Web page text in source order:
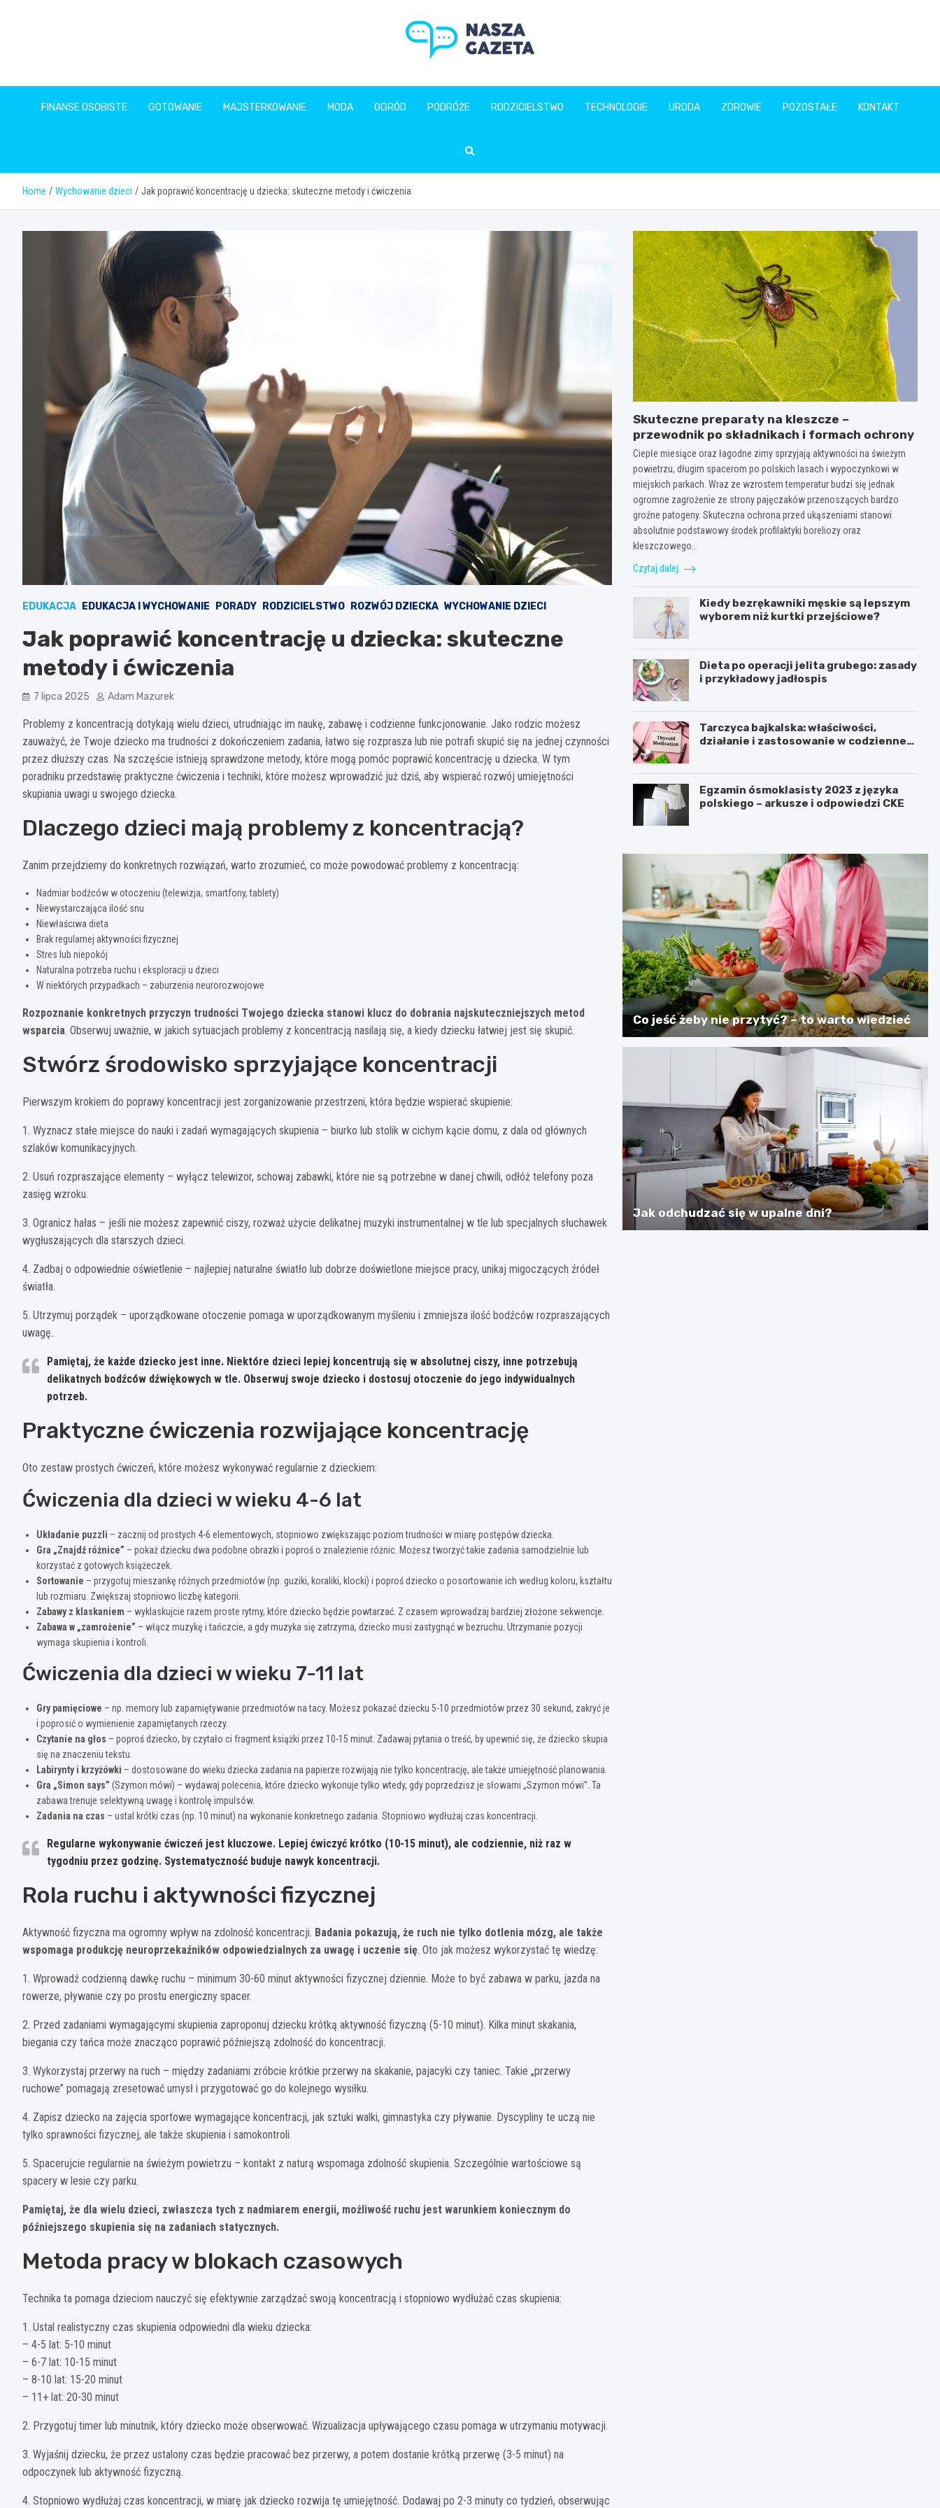
naszagazeta.pl
FINANSE OSOBISTE GOTOWANIE MAJSTERKOWANIE MODA OGRÓD PODRÓŻE RODZICIELSTWO TECHNOLOGIE URODA ZDROWIE POZOSTAŁE KONTAKT
Home Wychowanie dzieci Jak poprawić koncentrację u dziecka: skuteczne metody i ćwiczenia
EDUKACJA EDUKACJA I WYCHOWANIE PORADY RODZICIELSTWO ROZWÓJ DZIECKA WYCHOWANIE DZIECI
Jak poprawić koncentrację u dziecka: skuteczne
metody i ćwiczenia
7 lipca 2025 Adam Mazurek
Problemy z koncentracją dotykają wielu dzieci, utrudniając im naukę, zabawę i codzienne funkcjonowanie. Jako rodzic możesz
zauważyć, że Twoje dziecko ma trudności z dokończeniem zadania, łatwo się rozprasza lub nie potrafi skupić się na jednej czynności
przez dłuższy czas. Na szczęście istnieją sprawdzone metody, które mogą pomóc poprawić koncentrację u dziecka. W tym
poradniku przedstawię praktyczne ćwiczenia i techniki, które możesz wprowadzić już dziś, aby wspierać rozwój umiejętności
skupiania uwagi u swojego dziecka.
Dlaczego dzieci mają problemy z koncentracją?
Zanim przejdziemy do konkretnych rozwiązań, warto zrozumieć, co może powodować problemy z koncentracją:
Nadmiar bodźców w otoczeniu (telewizja, smartfony, tablety)
Niewystarczająca ilość snu
Niewłaściwa dieta
Brak regularnej aktywności fizycznej
Stres lub niepokój
Naturalna potrzeba ruchu i eksploracji u dzieci
W niektórych przypadkach – zaburzenia neurorozwojowe
Rozpoznanie konkretnych przyczyn trudności Twojego dziecka stanowi klucz do dobrania najskuteczniejszych metod
wsparcia. Obserwuj uważnie, w jakich sytuacjach problemy z koncentracją nasilają się, a kiedy dziecku łatwiej jest się skupić.
Stwórz środowisko sprzyjające koncentracji
Pierwszym krokiem do poprawy koncentracji jest zorganizowanie przestrzeni, która będzie wspierać skupienie:
1. Wyznacz stałe miejsce do nauki i zadań wymagających skupienia – biurko lub stolik w cichym kącie domu, z dala od głównych
szlaków komunikacyjnych.
2. Usuń rozpraszające elementy – wyłącz telewizor, schowaj zabawki, które nie są potrzebne w danej chwili, odłóż telefony poza
zasięg wzroku.
3. Ogranicz hałas – jeśli nie możesz zapewnić ciszy, rozważ użycie delikatnej muzyki instrumentalnej w tle lub specjalnych słuchawek
wygłuszających dla starszych dzieci.
4. Zadbaj o odpowiednie oświetlenie – najlepiej naturalne światło lub dobrze doświetlone miejsce pracy, unikaj migoczących źródeł
światła.
5. Utrzymuj porządek – uporządkowane otoczenie pomaga w uporządkowanym myśleniu i zmniejsza ilość bodźców rozpraszających
uwagę.
Pamiętaj, że każde dziecko jest inne. Niektóre dzieci lepiej koncentrują się w absolutnej ciszy, inne potrzebują
delikatnych bodźców dźwiękowych w tle. Obserwuj swoje dziecko i dostosuj otoczenie do jego indywidualnych
potrzeb.
Praktyczne ćwiczenia rozwijające koncentrację
Oto zestaw prostych ćwiczeń, które możesz wykonywać regularnie z dzieckiem:
Ćwiczenia dla dzieci w wieku 4-6 lat
Układanie puzzli – zacznij od prostych 4-6 elementowych, stopniowo zwiększając poziom trudności w miarę postępów dziecka.
Gra „Znajdź różnice” – pokaż dziecku dwa podobne obrazki i poproś o znalezienie różnic. Możesz tworzyć takie zadania samodzielnie lub
korzystać z gotowych książeczek.
Sortowanie – przygotuj mieszankę różnych przedmiotów (np. guziki, koraliki, klocki) i poproś dziecko o posortowanie ich według koloru, kształtu
lub rozmiaru. Zwiększaj stopniowo liczbę kategorii.
Zabawy z klaskaniem – wyklaskujcie razem proste rytmy, które dziecko będzie powtarzać. Z czasem wprowadzaj bardziej złożone sekwencje.
Zabawa w „zamrożenie” – włącz muzykę i tańczcie, a gdy muzyka się zatrzyma, dziecko musi zastygnąć w bezruchu. Utrzymanie pozycji
wymaga skupienia i kontroli.
Ćwiczenia dla dzieci w wieku 7-11 lat
Gry pamięciowe – np. memory lub zapamiętywanie przedmiotów na tacy. Możesz pokazać dziecku 5-10 przedmiotów przez 30 sekund, zakryć je
i poprosić o wymienienie zapamiętanych rzeczy.
Czytanie na głos – poproś dziecko, by czytało ci fragment książki przez 10-15 minut. Zadawaj pytania o treść, by upewnić się, że dziecko skupia
się na znaczeniu tekstu.
Labirynty i krzyżówki – dostosowane do wieku dziecka zadania na papierze rozwijają nie tylko koncentrację, ale także umiejętność planowania.
Gra „Simon says” (Szymon mówi) – wydawaj polecenia, które dziecko wykonuje tylko wtedy, gdy poprzedzisz je słowami „Szymon mówi”. Ta
zabawa trenuje selektywną uwagę i kontrolę impulsów.
Zadania na czas – ustal krótki czas (np. 10 minut) na wykonanie konkretnego zadania. Stopniowo wydłużaj czas koncentracji.
Regularne wykonywanie ćwiczeń jest kluczowe. Lepiej ćwiczyć krótko (10-15 minut), ale codziennie, niż raz w
tygodniu przez godzinę. Systematyczność buduje nawyk koncentracji.
Rola ruchu i aktywności fizycznej
Aktywność fizyczna ma ogromny wpływ na zdolność koncentracji. Badania pokazują, że ruch nie tylko dotlenia mózg, ale także
wspomaga produkcję neuroprzekaźników odpowiedzialnych za uwagę i uczenie się. Oto jak możesz wykorzystać tę wiedzę:
1. Wprowadź codzienną dawkę ruchu – minimum 30-60 minut aktywności fizycznej dziennie. Może to być zabawa w parku, jazda na
rowerze, pływanie czy po prostu energiczny spacer.
2. Przed zadaniami wymagającymi skupienia zaproponuj dziecku krótką aktywność fizyczną (5-10 minut). Kilka minut skakania,
biegania czy tańca może znacząco poprawić późniejszą zdolność do koncentracji.
3. Wykorzystaj przerwy na ruch – między zadaniami zróbcie krótkie przerwy na skakanie, pajacyki czy taniec. Takie „przerwy
ruchowe” pomagają zresetować umysł i przygotować go do kolejnego wysiłku.
4. Zapisz dziecko na zajęcia sportowe wymagające koncentracji, jak sztuki walki, gimnastyka czy pływanie. Dyscypliny te uczą nie
tylko sprawności fizycznej, ale także skupienia i samokontroli.
5. Spacerujcie regularnie na świeżym powietrzu – kontakt z naturą wspomaga zdolność skupienia. Szczególnie wartościowe są
spacery w lesie czy parku.
Pamiętaj, że dla wielu dzieci, zwłaszcza tych z nadmiarem energii, możliwość ruchu jest warunkiem koniecznym do
późniejszego skupienia się na zadaniach statycznych.
Metoda pracy w blokach czasowych
Technika ta pomaga dzieciom nauczyć się efektywnie zarządzać swoją koncentracją i stopniowo wydłużać czas skupienia:
1. Ustal realistyczny czas skupienia odpowiedni dla wieku dziecka:
– 4-5 lat: 5-10 minut
– 6-7 lat: 10-15 minut
– 8-10 lat: 15-20 minut
– 11+ lat: 20-30 minut
2. Przygotuj timer lub minutnik, który dziecko może obserwować. Wizualizacja upływającego czasu pomaga w utrzymaniu motywacji.
3. Wyjaśnij dziecku, że przez ustalony czas będzie pracować bez przerwy, a potem dostanie krótką przerwę (3-5 minut) na
odpoczynek lub aktywność fizyczną.
4. Stopniowo wydłużaj czas koncentracji, w miarę jak dziecko rozwija tę umiejętność. Dodawaj po 2-3 minuty co tydzień, obserwując
Skuteczne preparaty na kleszcze –
przewodnik po składnikach i formach ochrony
Ciepłe miesiące oraz łagodne zimy sprzyjają aktywności na świeżym
powietrzu, długim spacerom po polskich lasach i wypoczynkowi w
miejskich parkach. Wraz ze wzrostem temperatur budzi się jednak
ogromne zagrożenie ze strony pajęczaków przenoszących bardzo
groźne patogeny. Skuteczna ochrona przed ukąszeniami stanowi
absolutnie podstawowy środek profilaktyki boreliozy oraz
kleszczowego…
Czytaj dalej
Kiedy bezrękawniki męskie są lepszym
wyborem niż kurtki przejściowe?
Dieta po operacji jelita grubego: zasady
i przykładowy jadłospis
Tarczyca bajkalska: właściwości,
działanie i zastosowanie w codziennej
Egzamin ósmoklasisty 2023 z języka
polskiego – arkusze i odpowiedzi CKE
Co jeść żeby nie przytyć? – to warto wiedzieć
Jak odchudzać się w upalne dni?